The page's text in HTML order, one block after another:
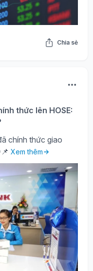
Chia sẻ
thức lên HOSE:
chính thức giao
Xem thêm